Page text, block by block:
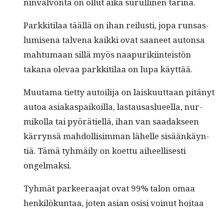
Parkki­ti­laa tääl­lä on ihan reilusti, jopa run­sas­
lu­mise­na tal­ve­na kaik­ki ovat saa­neet auton­sa
mah­tu­maan sil­lä myös naa­puriki­in­teistön
takana ole­vaa parkki­ti­laa on lupa käyttää.
Muu­ta­ma tiet­ty autoil­i­ja on laisku­ut­taan pitänyt
autoa asi­aka­s­paikoil­la, las­tausaslueel­la, nur­
mikol­la tai pyörätiel­lä, ihan van saadak­seen
kär­ryn­sä mah­dol­lisim­man lähelle sisäänkäyn­
tiä. Tämä tyh­mäi­ly on koet­tu aiheel­lis­es­ti
ongelmaksi.
Tyh­mät par­keer­aa­jat ovat 99% talon omaa
henkilökun­taa, joten asian osisi voin­ut hoitaa